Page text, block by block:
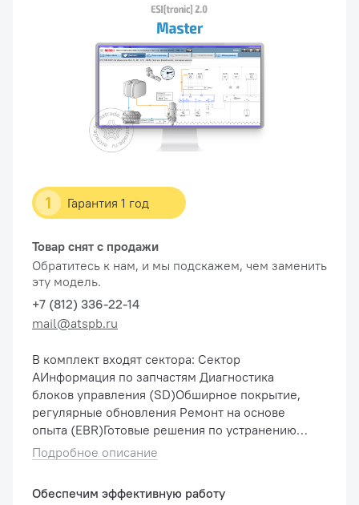
1 Гарантия 1 год
В комплект входят сектора: Сектор
AИнформация по запчастям Диагностика
блоков управления (SD)Обширное покрытие,
регулярные обновления Ремонт на основе
опыта (EBR)Готовые решения по устранению
проблем для конкретных моделей
автомобилей Руководства по устранени...
Подробное описание
Обеспечим эффективную работу
Товар снят с продажи
Обратитесь к нам, и мы подскажем, чем заменить
эту модель.
+7 (812) 336-22-14
mail@atspb.ru